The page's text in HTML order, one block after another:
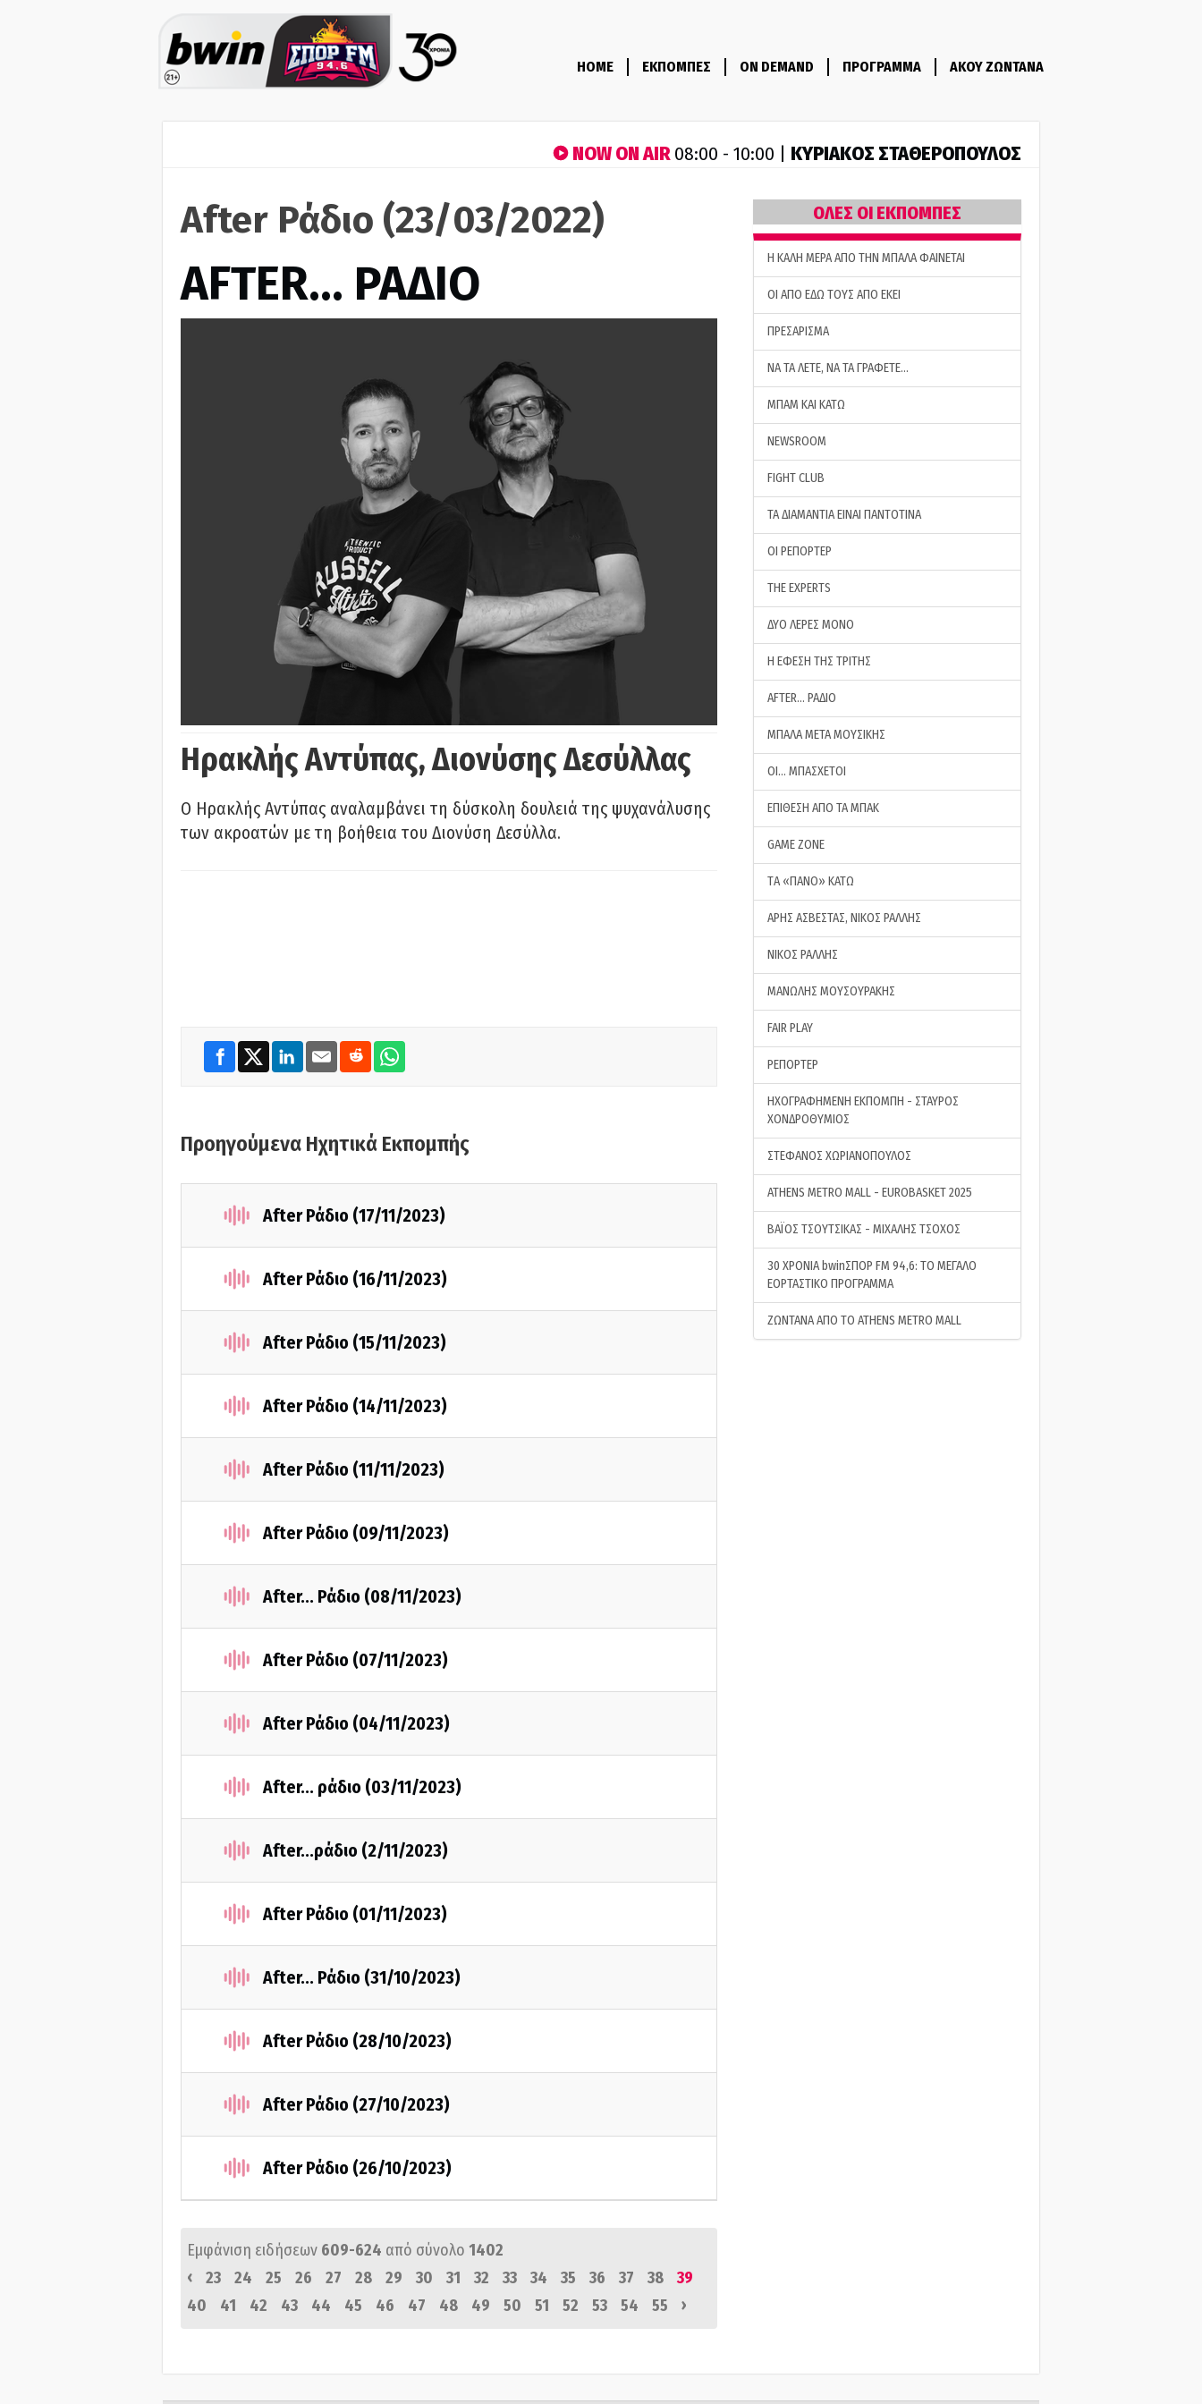
HOME ΕΚΠΟΜΠΕΣ ON DEMAND ΠΡΟΓΡΑΜΜΑ ΑΚΟΥ ΖΩΝΤΑΝΑ
NOW ON AIR08:00 - 10:00 | ΚΥΡΙΑΚΟΣ ΣΤΑΘΕΡΟΠΟΥΛΟΣ
After Ράδιο (23/03/2022)
AFTER… ΡΑΔΙΟ
Ηρακλής Αντύπας, Διονύσης Δεσύλλας
Ο Ηρακλής Αντύπας αναλαμβάνει τη δύσκολη δουλειά της ψυχανάλυσης
των ακροατών με τη βοήθεια του Διονύση Δεσύλλα.
Προηγούμενα Ηχητικά Εκπομπής
After Ράδιο (17/11/2023)
After Ράδιο (16/11/2023)
After Ράδιο (15/11/2023)
After Ράδιο (14/11/2023)
After Ράδιο (11/11/2023)
After Ράδιο (09/11/2023)
After... Ράδιο (08/11/2023)
After Ράδιο (07/11/2023)
After Ράδιο (04/11/2023)
After... ράδιο (03/11/2023)
Αfter...ράδιο (2/11/2023)
After Ράδιο (01/11/2023)
Αfter... Ράδιο (31/10/2023)
After Ράδιο (28/10/2023)
After Ράδιο (27/10/2023)
After Ράδιο (26/10/2023)
Εμφάνιση ειδήσεων 609-624 από σύνολο 1402
‹
23 24 25 26 27 28 29 30 31 32 33 34 35 36 37 38
39
40
41 42 43 44 45 46 47 48 49 50 51 52 53 54 55 ›
ΟΛΕΣ ΟΙ ΕΚΠΟΜΠΕΣ
H ΚΑΛΗ ΜΕΡΑ ΑΠΟ ΤΗΝ ΜΠΑΛΑ ΦΑΙΝΕΤΑΙ
ΟΙ ΑΠΟ ΕΔΩ ΤΟΥΣ ΑΠΟ ΕΚΕΙ
ΠΡΕΣΑΡΙΣΜΑ
ΝΑ ΤΑ ΛΕΤΕ, ΝΑ ΤΑ ΓΡΑΦΕΤΕ…
ΜΠΑΜ ΚΑΙ ΚΑΤΩ
NEWSROOM
FIGHT CLUB
ΤΑ ΔΙΑΜΑΝΤΙΑ ΕΙΝΑΙ ΠΑΝΤΟΤΙΝΑ
ΟΙ ΡΕΠΟΡΤΕΡ
THE EXPERTS
ΔΥΟ ΛΕΡΕΣ ΜΟΝΟ
Η ΕΦΕΣΗ ΤΗΣ ΤΡΙΤΗΣ
AFTER… ΡΑΔΙΟ
ΜΠΑΛΑ ΜΕΤΑ ΜΟΥΣΙΚΗΣ
ΟΙ… ΜΠΑΣΧΕΤΟΙ
ΕΠΙΘΕΣΗ ΑΠΟ ΤΑ ΜΠΑΚ
GAME ZONE
ΤA «ΠΑΝΟ» ΚΑΤΩ
ΑΡΗΣ ΑΣΒΕΣΤΑΣ, ΝΙΚΟΣ ΡΑΛΛΗΣ
ΝΙΚΟΣ ΡΑΛΛΗΣ
ΜΑΝΩΛΗΣ ΜΟΥΣΟΥΡΑΚΗΣ
FAIR PLAY
ΡΕΠΟΡΤΕΡ
ΗΧΟΓΡΑΦΗΜΕΝΗ ΕΚΠΟΜΠΗ - ΣΤΑΥΡΟΣ
ΧΟΝΔΡΟΘΥΜΙΟΣ
ΣΤΕΦΑΝΟΣ ΧΩΡΙΑΝΟΠΟΥΛΟΣ
ATHENS METRO MALL - EUROBASKET 2025
ΒΑΪΟΣ ΤΣΟΥΤΣΙΚΑΣ - ΜΙΧΑΛΗΣ ΤΣΟΧΟΣ
30 ΧΡΟΝΙΑ bwinΣΠΟΡ FM 94,6: ΤΟ ΜΕΓΑΛΟ
ΕΟΡΤΑΣΤΙΚΟ ΠΡΟΓΡΑΜΜΑ
ΖΩΝΤΑΝΑ ΑΠΟ ΤΟ ATHENS METRO MALL